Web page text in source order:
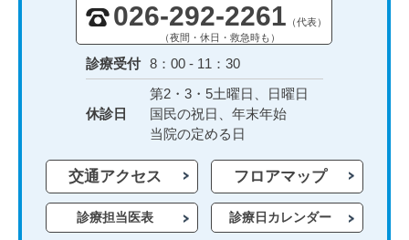
026-292-2261
（代表）
（夜間・休日・救急時も）
診療受付 8：00 - 11：30
休診日
第2・3・5土曜日、日曜日
国民の祝日、年末年始
当院の定める日
交通アクセス フロアマップ
診療担当医表 診療日カレンダー